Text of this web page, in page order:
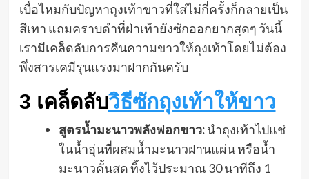
เบื่อไหมกับปัญหาถุงเท้าขาวที่ใส่ไม่กี่ครั้งก็กลายเป็น
สีเทา แถมคราบดำที่ฝ่าเท้ายังซักออกยากสุดๆ วันนี้
เรามีเคล็ดลับการคืนความขาวให้ถุงเท้าโดยไม่ต้อง
พึ่งสารเคมีรุนแรงมาฝากกันครับ
3 เคล็ดลับวิธีซักถุงเท้าให้ขาว
สูตรน้ำมะนาวพลังฟอกขาว:นำถุงเท้าไปแช่
ในน้ำอุ่นที่ผสมน้ำมะนาวฝานแผ่น หรือน้ำ
มะนาวคั้นสด ทิ้งไว้ประมาณ 30 นาทีถึง 1